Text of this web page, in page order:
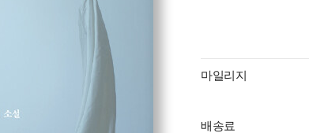
마일리지
배송료